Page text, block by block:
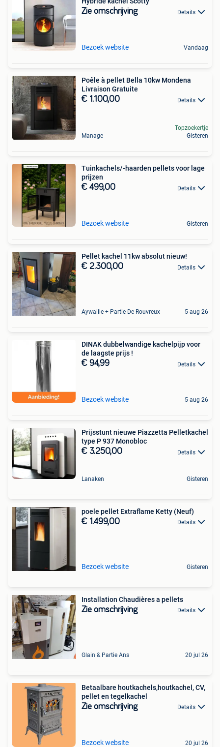
Zie omschrijving Details
Bezoek website Vandaag
Poêle à pellet Bella 10kw Mondena
Livraison Gratuite
€ 1.100,00 Details
Manage
Topzoekertje
Gisteren
Tuinkachels/-haarden pellets voor lage
prijzen
€ 499,00 Details
Bezoek website Gisteren
Pellet kachel 11kw absolut nieuw!
€ 2.300,00 Details
Aywaille + Partie De Rouvreux 5 aug 26
DINAK dubbelwandige kachelpijp voor
de laagste prijs !
€ 94,99 Details
Bezoek website 5 aug 26
Prijsstunt nieuwe Piazzetta Pelletkachel
type P 937 Monobloc
€ 3.250,00 Details
Lanaken Gisteren
poele pellet Extraflame Ketty (Neuf)
€ 1.499,00 Details
Bezoek website Gisteren
Installation Chaudières a pellets
Zie omschrijving Details
Glain & Partie Ans 20 jul 26
Betaalbare houtkachels,houtkachel, CV,
pellet en tegelkachel
Zie omschrijving Details
Bezoek website 20 jul 26